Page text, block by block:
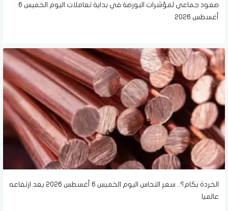
صعود جماعي لمؤشرات البورصة في بداية تعاملات اليوم الخميس 6
أغسطس 2026
الخردة بكام؟.. سعر النحاس اليوم الخميس 6 أغسطس 2026 بعد ارتفاعه
عالميا